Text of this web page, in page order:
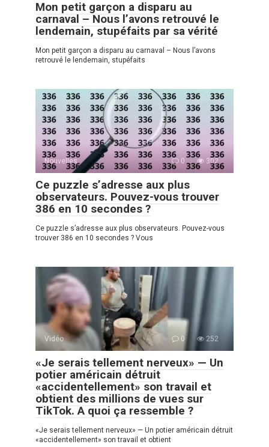
Mon petit garçon a disparu au
carnaval – Nous l’avons retrouvé le
lendemain, stupéfaits par sa vérité
Mon petit garçon a disparu au carnaval – Nous l’avons
retrouvé le lendemain, stupéfaits
Nouvelles 0 302
Ce puzzle s’adresse aux plus
observateurs. Pouvez-vous trouver
386 en 10 secondes ?
Ce puzzle s’adresse aux plus observateurs. Pouvez-vous
trouver 386 en 10 secondes ? Vous
Vidéo 0 252
«Je serais tellement nerveux» — Un
potier américain détruit
«accidentellement» son travail et
obtient des millions de vues sur
TikTok. A quoi ça ressemble ?
«Je serais tellement nerveux» — Un potier américain détruit
«accidentellement» son travail et obtient